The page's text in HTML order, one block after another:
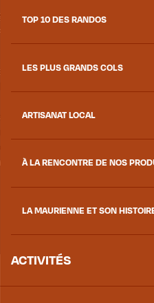
TOP 10 DES RANDOS
LES PLUS GRANDS COLS
ARTISANAT LOCAL
À LA RENCONTRE DE NOS
LA MAURIENNE ET SON
ACTIVITÉS
en bois traditionnel est
un lieu de rencontre, de
de la forêt.
nordiques du domaine en
pour les
les points d’accès du
depuis La Chambre